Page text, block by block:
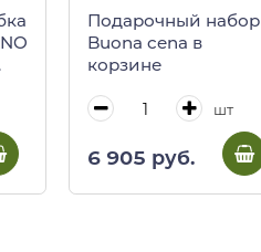
Подарочный набор
Buona cena в
корзине
шт
6 905 руб.